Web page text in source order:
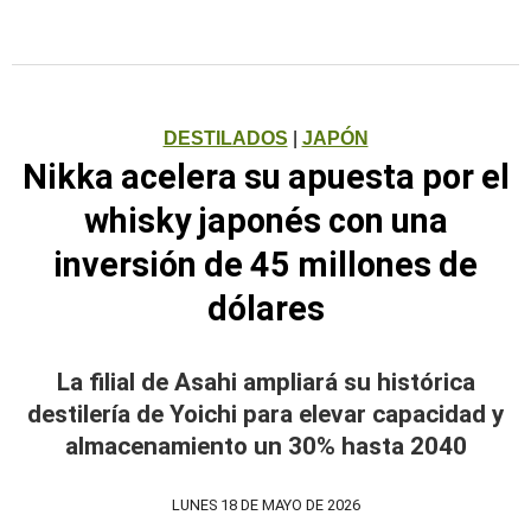
DESTILADOS JAPÓN
Nikka acelera su apuesta por el
whisky japonés con una
inversión de 45 millones de
dólares
La filial de Asahi ampliará su histórica
destilería de Yoichi para elevar capacidad y
almacenamiento un 30% hasta 2040
LUNES 18 DE MAYO DE 2026